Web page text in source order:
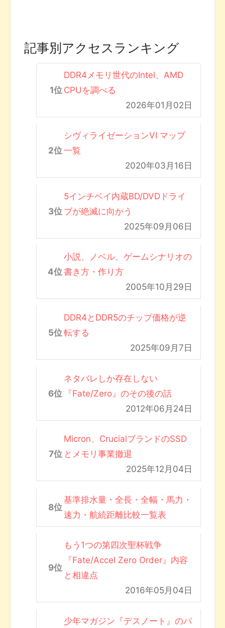
記事別アクセスランキング
DDR4メモリ世代のIntel、AMD
CPUを調べる
2026年01月02日
シヴィライゼーションVI マップ
一覧
2020年03月16日
5インチベイ内蔵BD/DVDドライ
ブが絶滅に向かう
2025年09月06日
小説、ノベル、ゲームシナリオの
書き方・作り方
2005年10月29日
DDR4とDDR5のチップ価格が逆
転する
2025年09月7日
ネタバレしか存在しない
『Fate/Zero』のその後の話
2012年06月24日
Micron、CrucialブランドのSSD
とメモリ事業撤退
2025年12月04日
基準排水量・全長・全幅・馬力・
速力・航続距離比較一覧表
もう1つの第四次聖杯戦争
『Fate/Accel Zero Order』内容
と相違点
2016年05月04日
少年マガジン『デスノート』のパ